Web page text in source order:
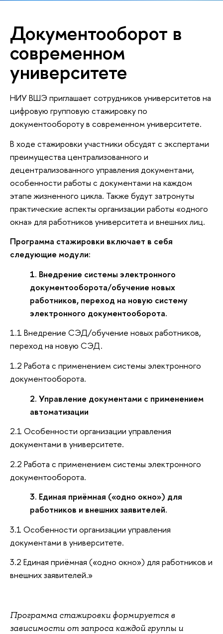
Документооборот в
современном
университете
НИУ ВШЭ приглашает сотрудников университетов на
цифровую групповую стажировку по
документообороту в современном университете.
В ходе стажировки участники обсудят с экспертами
преимущества централизованного и
децентрализованного управления документами,
особенности работы с документами на каждом
этапе жизненного цикла. Также будут затронуты
практические аспекты организации работы «одного
окна» для работников университета и внешних лиц.
Программа стажировки включает в себя
следующие модули:
1. Внедрение системы электронного
документооборота/обучение новых
работников, переход на новую систему
электронного документооборота.
1.1 Внедрение СЭД/обучение новых работников,
переход на новую СЭД.
1.2 Работа с применением системы электронного
документооборота.
2. Управление документами с применением
автоматизации
2.1 Особенности организации управления
документами в университете.
2.2 Работа с применением системы электронного
документооборота.
3. Единая приёмная («одно окно») для
работников и внешних заявителей.
3.1 Особенности организации управления
документами в университете.
3.2 Единая приёмная («одно окно») для работников и
внешних заявителей.»
Программа стажировки формируется в
зависимости от запроса каждой группы и